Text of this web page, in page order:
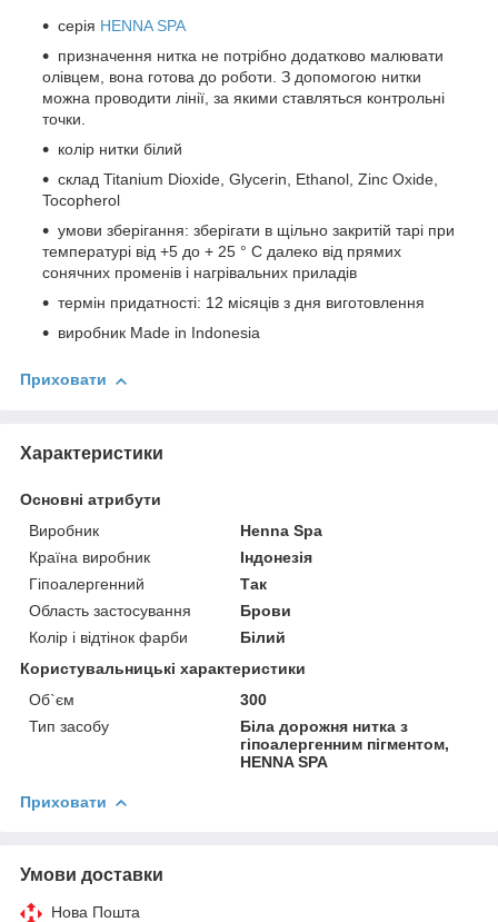
серія HENNA SPA
призначення нитка не потрібно додатково малювати
олівцем, вона готова до роботи. З допомогою нитки
можна проводити лінії, за якими ставляться контрольні
точки.
колір нитки білий
склад Titanium Dioxide, Glycerin, Ethanol, Zinc Oxide,
Tocopherol
умови зберігання: зберігати в щільно закритій тарі при
температурі від +5 до + 25 ° C далеко від прямих
сонячних променів і нагрівальних приладів
термін придатності: 12 місяців з дня виготовлення
виробник Made in Indonesia
Приховати
Характеристики
Основні атрибути
Виробник
Henna Spa
Країна виробник
Індонезія
Гіпоалергенний
Так
Область застосування
Брови
Колір і відтінок фарби
Білий
Користувальницькі характеристики
Об`єм
300
Тип засобу
Біла дорожня нитка з
гіпоалергенним пігментом,
HENNA SPA
Приховати
Умови доставки
Нова Пошта